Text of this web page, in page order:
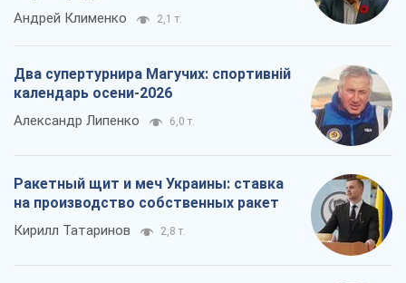
Андрей Клименко 2,1 т.
Два супертурнира Магучих: спортивній
календарь осени-2026
Александр Липенко 6,0 т.
Ракетный щит и меч Украины: ставка
на производство собственных ракет
Кирилл Татаринов 2,8 т.